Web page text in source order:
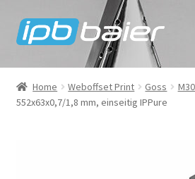
Skip
to
Skip
to
My Account
Cart
Home Weboffset Print Goss
552x63x0,7/1,8 mm, einseitig IPPure